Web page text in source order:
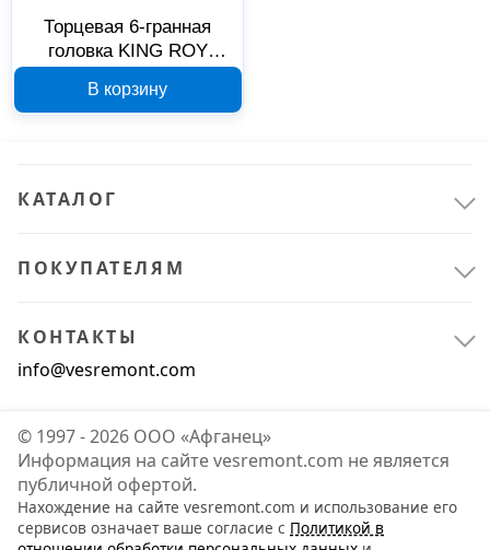
Торцевая 6-гранная
головка KING ROY
В корзину
КАТАЛОГ
ПОКУПАТЕЛЯМ
КОНТАКТЫ
info@vesremont.com
© 1997 - 2026 ООО «Афганец»
Информация на сайте vesremont.com не является
публичной офертой.
Нахождение на сайте vesremont.com и использование его
сервисов означает ваше согласие с Политикой в